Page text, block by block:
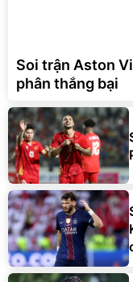
Soi trận Aston
phân thắng bại